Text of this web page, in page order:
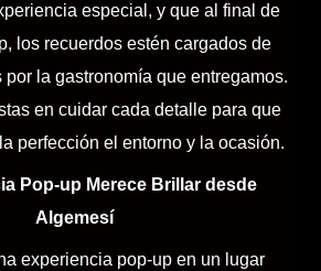
especial, y que al final de
los recuerdos estén cargados de
la gastronomía que entregamos.
en cuidar cada detalle para que
perfección el entorno y la ocasión.
Pop-up Merece Brillar desde
Algemesí
experiencia pop-up en un lugar